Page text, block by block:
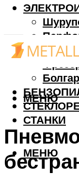
Дрель
СТАНКИ
МЕНЮ
МЕНЮ